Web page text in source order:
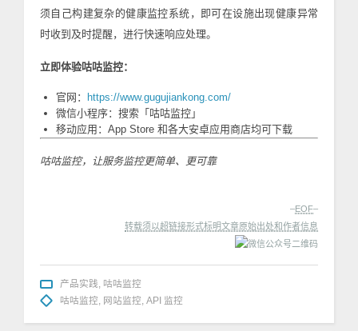
须自己构建复杂的健康监控系统，即可在设施出现健康异常
时收到及时提醒，进行快速响应处理。
立即体验咕咕监控：
官网：
https://www.gugujiankong.com/
微信小程序：搜索「咕咕监控」
移动应用：App Store 和各大安卓应用商店均可下载
咕咕监控，让服务监控更简单、更可靠
–EOF–
转载须以超链接形式标明文章原始出处和作者信息
产品实践
咕咕监控
咕咕监控
网站监控 API 监控